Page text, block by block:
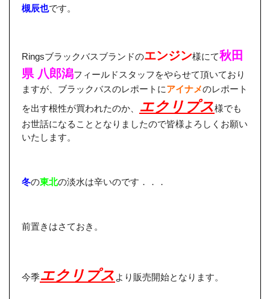
槻辰也です。
Ringsブラックバスブランドのエンジン様にて秋田
県 八郎潟フィールドスタッフをやらせて頂いており
ますが、ブラックバスのレポートにアイナメのレポート
を出す根性が買われたのか、
エクリプス様でも
お世話になることとなりましたので皆様よろしくお願い
いたします。
冬の東北の淡水は辛いのです．．．
前置きはさておき。
今季エクリプス より販売開始となります。